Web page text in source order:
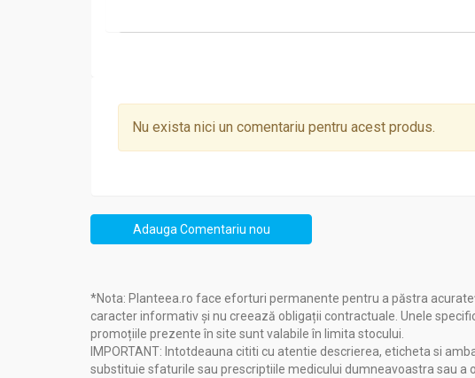
Nu exista nici un comentariu pentru acest produs.
Adauga Comentariu nou
*Nota: Planteea.ro face eforturi permanente pentru a păstra
caracter informativ și nu creează obligații contractuale. Unele
promoțiile prezente în site sunt valabile în limita stocului.
IMPORTANT: Intotdeauna cititi cu atentie descrierea, eticheta si
substituie sfaturile sau prescriptiile medicului dumneavoastra sau